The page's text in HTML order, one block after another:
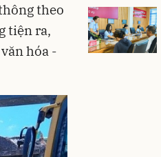
theo
tiện ra,
hóa -